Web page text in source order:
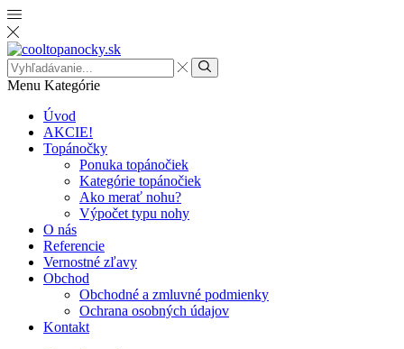
Search
input
Menu Kategórie
Úvod
AKCIE!
Topánočky
Ponuka topánočiek
Kategórie topánočiek
Ako merať nohu?
Výpočet typu nohy
O nás
Referencie
Vernostné zľavy
Obchod
Obchodné a zmluvné podmienky
Ochrana osobných údajov
Kontakt